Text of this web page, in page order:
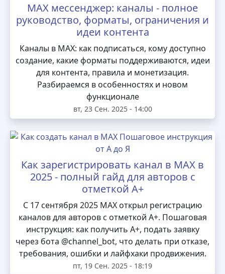
MAX мессенджер: каналы - полное
руководство, форматы, ограничения и
идеи контента
Каналы в MAX: как подписаться, кому доступно
создание, какие форматы поддерживаются, идеи
для контента, правила и монетизация.
Разбираемся в особенностях и новом
функционале
вт, 23 Сен. 2025 - 14:00
Как зарегистрировать канал в MAX в
2025 - полный гайд для авторов с
отметкой А+
С 17 сентября 2025 MAX открыл регистрацию
каналов для авторов с отметкой А+. Пошаговая
инструкция: как получить А+, подать заявку
через бота @channel_bot, что делать при отказе,
требования, ошибки и лайфхаки продвижения.
пт, 19 Сен. 2025 - 18:19